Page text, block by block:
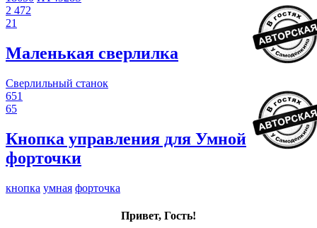
2 472
21
Маленькая сверлилка
Сверлильный станок
651
65
Кнопка управления для Умной
форточки
кнопка умная форточка
Привет, Гость!